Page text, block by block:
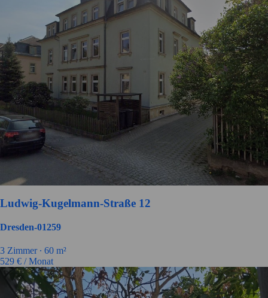
Ludwig-Kugelmann-Straße 12
Dresden-01259
3 Zimmer ∙ 60 m²
529 € / Monat